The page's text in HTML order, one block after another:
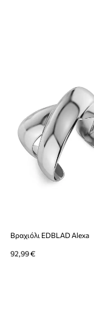
Βραχιόλι EDBLAD Alexa
92,99 €